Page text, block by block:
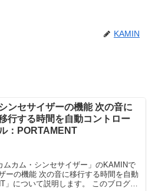
KAMIN
ンセサイザーの機能 次の音に
行する時間を自動コントロー
：PORTAMENT
ムカム・シンセサイザー」のKAMINで
て説明します。 このブログで